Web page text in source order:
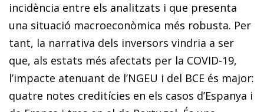
incidència entre els analitzats i que presenta
una situació macroeconòmica més robusta. Per
tant, la narrativa dels inversors vindria a ser
que, als estats més afectats per la COVID-19,
l’impacte atenuant de l’NGEU i del BCE és major:
quatre notes creditícies en els casos d’Espanya i